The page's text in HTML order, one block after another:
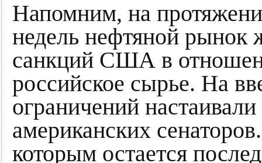
Напомним, на
недель нефтяной
санкций США в
российское сырье. На
ограничений
американских
которым остается